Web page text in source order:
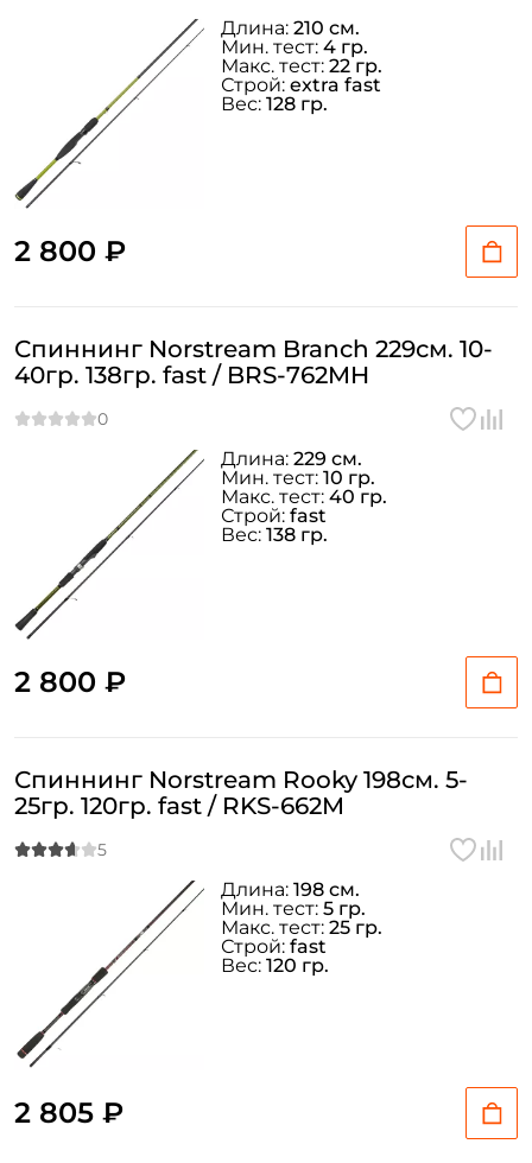
2 800 ₽
Длина: 210 см.
Мин. тест: 4 гр.
Макс. тест: 22 гр.
Строй: extra fast
Вес: 128 гр.
Спиннинг Norstream Branch 229см. 10-
40гр. 138гр. fast / BRS-762MH
2 800 ₽
Длина: 229 см.
Мин. тест: 10 гр.
Макс. тест: 40 гр.
Строй: fast
Вес: 138 гр.
Спиннинг Norstream Rooky 198см. 5-
25гр. 120гр. fast / RKS-662M
2 805 ₽
Длина: 198 см.
Мин. тест: 5 гр.
Макс. тест: 25 гр.
Строй: fast
Вес: 120 гр.